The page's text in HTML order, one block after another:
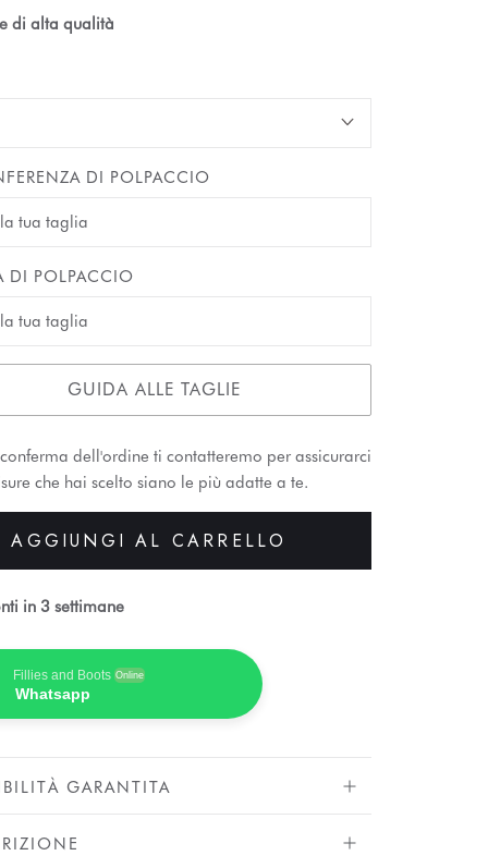
di alta qualità
DI POLPACCIO
DI POLPACCIO
GUIDA ALLE TAGLIE
dell'ordine ti contatteremo per assicurarci
che hai scelto siano le più adatte a te.
AGGIUNGI AL CARRELLO
in 3 settimane
Fillies and Boots Online
Whatsapp
GARANTITA